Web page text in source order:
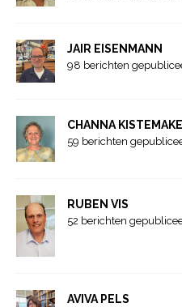
JAIR EISENMANN
98 berichten
CHANNA
59 berichten
RUBEN VIS
52 berichten
AVIVA PELS